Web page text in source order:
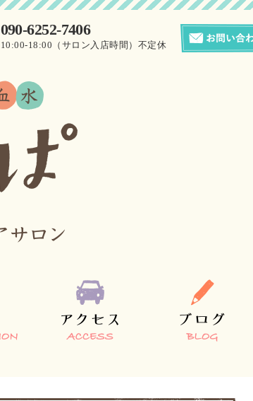
090-6252-7406
10:00-18:00（サロン入店時間）不定休